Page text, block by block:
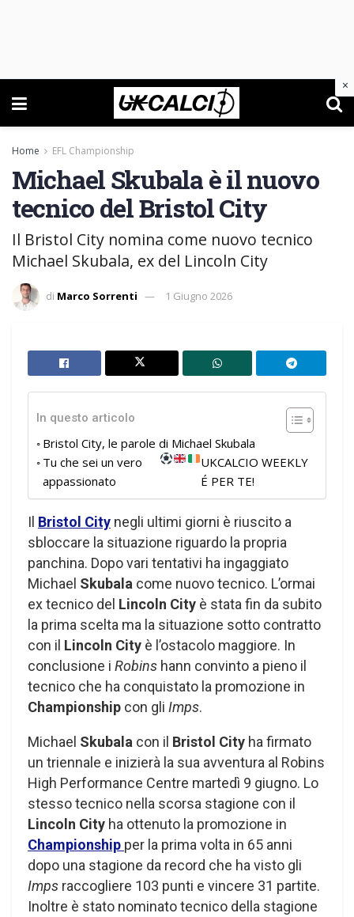
Home EFL Championship
Michael Skubala è il nuovo
tecnico del Bristol City
Il Bristol City nomina come nuovo tecnico
Michael Skubala, ex del Lincoln City
di Marco Sorrenti 1 Giugno 2026
In questo articolo
Bristol City, le parole di Michael Skubala
Tu che sei un vero
appassionato
UKCALCIO WEEKLY
É PER TE!
Il Bristol City negli ultimi giorni è riuscito a
sbloccare la situazione riguardo la propria
panchina. Dopo vari tentativi ha ingaggiato
Michael Skubala come nuovo tecnico. L’ormai
ex tecnico del Lincoln City è stata fin da subito
la prima scelta ma la situazione sotto contratto
con il Lincoln City è l’ostacolo maggiore. In
conclusione i Robins hann convinto a pieno il
tecnico che ha conquistato la promozione in
Championship con gli Imps.
Michael Skubala con il Bristol City ha firmato
un triennale e inizierà la sua avventura al Robins
High Performance Centre martedì 9 giugno. Lo
stesso tecnico nella scorsa stagione con il
Lincoln City ha ottenuto la promozione in
Championship per la prima volta in 65 anni
dopo una stagione da record che ha visto gli
Imps raccogliere 103 punti e vincere 31 partite.
Inoltre è stato nominato tecnico della stagione
×